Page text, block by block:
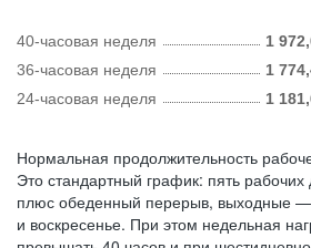
40-часовая неделя
1
36-часовая неделя
1
24-часовая неделя
1
Нормальная продолжительность
Это стандартный график: пять
плюс обеденный перерыв, выходные —
и воскресенье. При этом недельная